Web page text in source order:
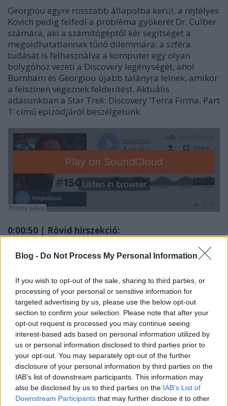
Blog - Do Not Process My Personal Information
If you wish to opt-out of the sale, sharing to third parties, or
processing of your personal or sensitive information for
targeted advertising by us, please use the below opt-out
section to confirm your selection. Please note that after your
opt-out request is processed you may continue seeing
interest-based ads based on personal information utilized by
us or personal information disclosed to third parties prior to
your opt-out. You may separately opt-out of the further
disclosure of your personal information by third parties on the
IAB’s list of downstream participants. This information may
also be disclosed by us to third parties on the IAB’s List of
Downstream Participants that may further disclose it to other
Georgiou egyre rosszabb állapotba kerül, a rejtélyes
Kovich pedig felfedi a probléma gyökerét Dr. Culber
számára, aki a számítógéptől kér segítséget a
megoldhatatlannak tűnő dilemmára: a szféra
tudását is felhasználva a komputer egy olyan
bolygóhoz vezeti a Discovery legénységét, ahol
Burnham és Georgiou újabb talányra lelnek, amikor
a felszínen végeznek felderítést. Aktuális
adásunkban a Star Trek: Discovery ’Terra Firma, Part
1’ című epizódjáról beszélgetünk.
0:00:50 | Rövid hírszekció:
0:00:50 | Mike McMahan: nagyon jól halad a
Lower Decks második évada
, Tendi és
előtérbe kerül majd. Rikerből is többet kapunk
(nem hal el a Titan-történetszál), de Picard
biztosan nem kap szerepet.
0:07:53 | Robert Picardotechnoblablát ad elő,
és Voyager főcímet dúdolgat elő egy erdőben.
0:12:33 | Mark L. Smith, a Tarantino Star Trek
projekt forgatókönyvírója szerint
alapoztak volna Kirk karakterére a filmben, de
vajon Chris Pine, vagy William Shatner volt a
kiszemelt?